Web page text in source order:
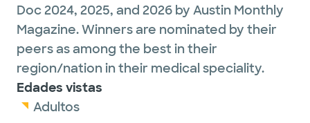
Doc 2024, 2025, and 2026 by Austin Monthly
Magazine. Winners are nominated by their
peers as among the best in their
region/nation in their medical speciality.
Edades vistas
Adultos